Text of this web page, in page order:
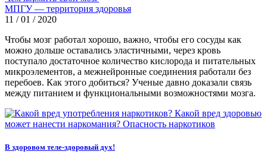
МПГУ — территория здоровья
11 / 01 / 2020
Чтобы мозг работал хорошо, важно, чтобы его сосуды как
можно дольше оставались эластичными, через кровь
поступало достаточное количество кислорода и питательных
микроэлементов, а межнейронные соединения работали без
перебоев. Как этого добиться? Ученые давно доказали связь
между питанием и функциональными возможностями мозга.
В здоровом теле-здоровый дух!